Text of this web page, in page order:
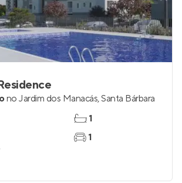
no Jardim dos Manacás,Santa Bárbara
1
1